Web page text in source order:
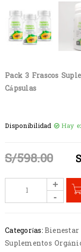
Pack 3 Frascos
Cápsulas
Disponibilidad Hay
S/598.00
Categorías:
Suplementos